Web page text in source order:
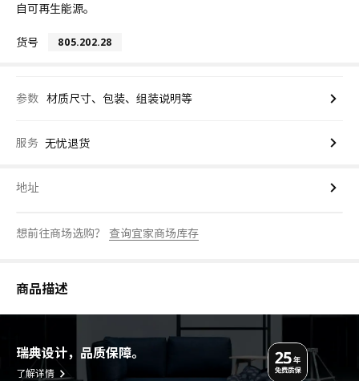
自可再生能源。
货号 805.202.28
参数 材质尺寸、包装、组装说明等
服务 无忧退货
地址
想前往商场选购？ 查询宜家商场库存
商品描述
瑞典设计，品质保障。
了解详情